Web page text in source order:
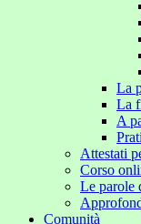
La
La
A
Attestati
Corso
Le parole
Comunità